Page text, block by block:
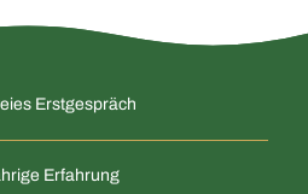
Erstgespräch
Erfahrung